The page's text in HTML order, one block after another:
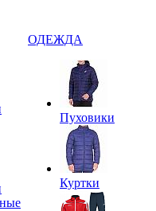
ОДЕЖДА
Пуховики
Куртки